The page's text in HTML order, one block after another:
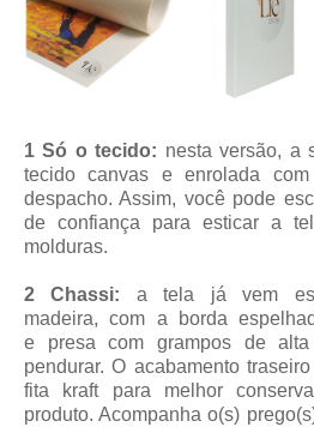
1 Só o tecido: nesta versão, a
tecido canvas e enrolada
despacho. Assim, você pode
de confiança para esticar a
molduras.
2 Chassi: a tela já vem
madeira, com a borda
e presa com grampos de alta
pendurar. O acabamento
fita kraft para melhor
produto. Acompanha o(s)